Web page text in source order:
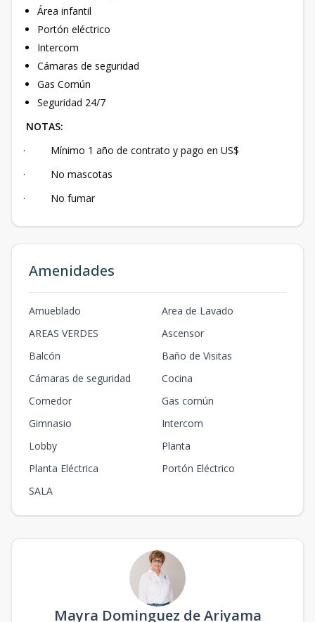
Área infantil
Portón eléctrico
Intercom
Cámaras de seguridad
Gas Común
Seguridad 24/7
NOTAS:
· Mínimo 1 año de contrato y pago en US$
· No mascotas
· No fumar
Amenidades
Amueblado
Area de Lavado
AREAS VERDES
Ascensor
Balcón
Baño de Visitas
Cámaras de seguridad
Cocina
Comedor
Gas común
Gimnasio
Intercom
Lobby
Planta
Planta Eléctrica
Portón Eléctrico
SALA
Mayra Dominguez de Ariyama